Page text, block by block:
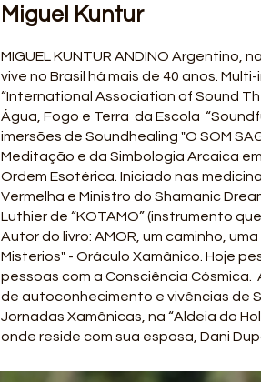
Miguel Kuntur
MIGUEL KUNTUR ANDINO Argentino,
vive no Brasil há mais de 40 anos.
“International Association of Sound
Água, Fogo e Terra da Escola
imersões de Soundhealing "O SOM
Meditação e da Simbologia Arcaica
Ordem Esotérica. Iniciado nas
Vermelha e Ministro do Shamanic
Luthier de “KOTAMO” (instrumento
Autor do livro: AMOR, um caminho,
Misterios" - Oráculo Xamânico. Hoje
pessoas com a Consciência
de autoconhecimento e vivências de
Jornadas Xamânicas, na “Aldeia do
onde reside com sua esposa, Dani